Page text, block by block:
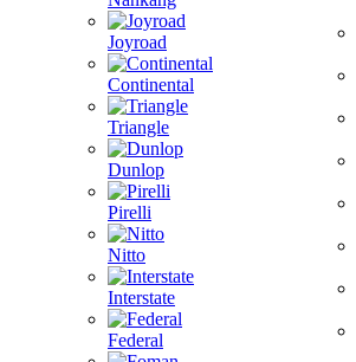
Joyroad
Continental
Triangle
Dunlop
Pirelli
Nitto
Interstate
Federal